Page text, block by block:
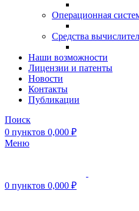
Операционная
Средства
Наши возможности
Лицензии и патенты
Новости
Контакты
Публикации
Поиск
0 пунктов 0,000 ₽
Меню
0 пунктов 0,000 ₽